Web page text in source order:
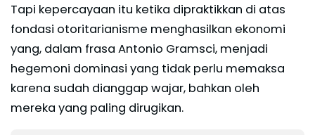
Tapi kepercayaan itu ketika dipraktikkan di atas
fondasi otoritarianisme menghasilkan ekonomi
yang, dalam frasa Antonio Gramsci, menjadi
hegemoni dominasi yang tidak perlu memaksa
karena sudah dianggap wajar, bahkan oleh
mereka yang paling dirugikan.